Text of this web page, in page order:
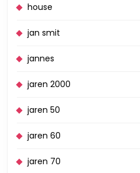
house
jan smit
jannes
jaren 2000
jaren 50
jaren 60
jaren 70